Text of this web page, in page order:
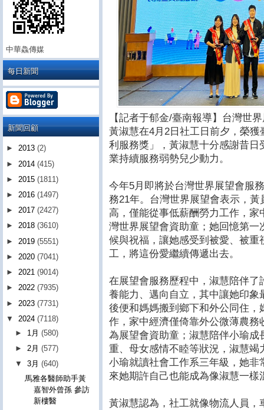
【記者于郁金/臺南報導】台灣世
黃淑慧在4月2日社工日前夕，榮
利服務獎」，黃淑慧十分感謝昔
業持續服務弱勢兒少動力。
今年5月即將於台灣世界展望會服
務21年。台灣世界展望會表示，
高，僅能從事低薪酬勞力工作，
灣世界展望會資助童；她回憶第
候與祝福，讓她感受到被愛、被
工，將這份愛繼續傳遞出去。
在展望會服務歷程中，淑慧陪伴
養能力、邁向自立，其中讓她印
後便和媽媽搬到鄉下和外公同住
作，家中經濟僅倚靠外公微薄農
為展望會資助童；淑慧陪伴小瑜
重、母女感情不睦等狀況，淑慧
小瑜就讀社會工作系三年級，她
來她期許自己也能成為像淑慧一
黃淑慧認為，社工就像物流人員
中華鱻傳媒
每日新聞
新聞回顧
► 2013 (2)
► 2014 (415)
► 2015 (1811)
► 2016 (1497)
► 2017 (2427)
► 2018 (3610)
► 2019 (5551)
► 2020 (7041)
► 2021 (9014)
► 2022 (7935)
► 2023 (7731)
▼ 2024 (7118)
► 1月(580)
►2月(577)
▼3月(640)
馬雅各醫師助手黃
嘉智外曾孫 參訪
新樓醫